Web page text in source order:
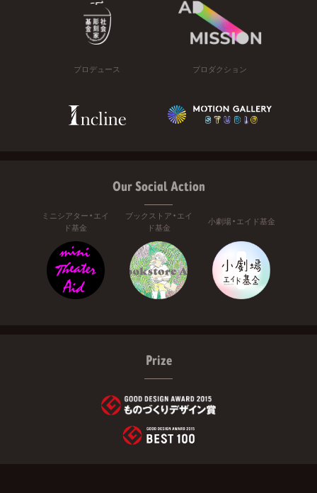
プロデュース プロダクション
Our Social Action
ミニシアター・エイ
ド基金
ブックストア・エイ
ド基金
小劇場・エイド基金
Prize